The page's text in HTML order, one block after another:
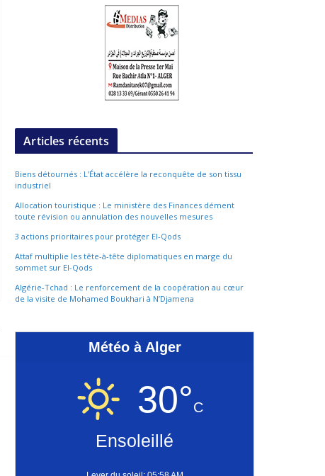
Articles récents
Biens détournés : L’État accélère la reconquête de son tissu
industriel
Allocation touristique : Le ministère des Finances dément
toute révision ou annulation des nouvelles mesures
3 actions prioritaires pour protéger El-Qods
Attaf multiplie les tête-à-tête diplomatiques en marge du
sommet sur El-Qods
Algérie-Tchad : Le renforcement de la coopération au cœur
de la visite de Mohamed Boukhari à N’Djamena
Météo à Alger
30°C
Ensoleillé